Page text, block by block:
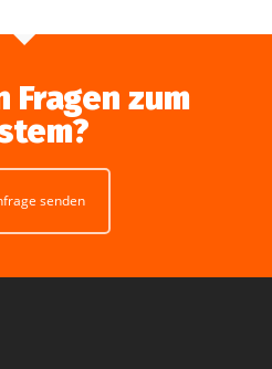
Fragen zum
senden